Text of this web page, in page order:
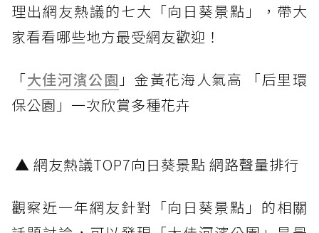
理出網友熱議的七大「向日葵景點」，帶大
家看看哪些地方最受網友歡迎！
「大佳河濱公園 」金黃花海人氣高 「后里環
保公園」一次欣賞多種花卉
▲ 網友熱議TOP7向日葵景點 網路聲量排行
觀察近一年網友針對「向日葵景點」的相關